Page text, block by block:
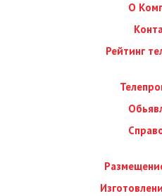
О
Рейтинг